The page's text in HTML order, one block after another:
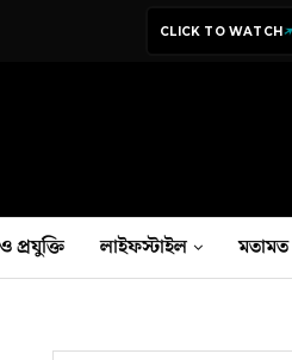
CLICK TO WATCH
প্রযুক্তি লাইফস্টাইল মতামত